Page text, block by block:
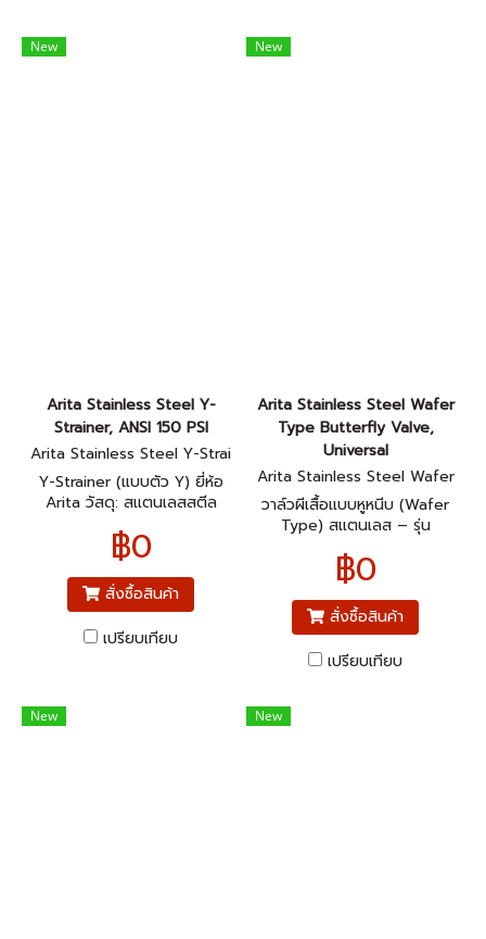
New
Arita Stainless Steel Y-
Strainer, ANSI 150 PSI
Arita Stainless Steel Y-Strai
ner, ANSI 150 PSI
Y-Strainer (แบบตัว Y) ยี่ห้อ
Arita วัสดุ: สแตนเลสสตีล
หน้าแปลน: ANSI 150
฿0
สั่งซื้อสินค้า
เปรียบเทียบ
New
Arita Stainless Steel Wafer
Type Butterfly Valve,
Universal
Arita Stainless Steel Wafer
Type Butterfly Valve, Univer
sal
วาล์วผีเสื้อแบบหูหนีบ (Wafer
Type) สแตนเลส – รุ่น
ผีเสื้อแบบ Wafer (หูหนีบ) วัสดุ:
สแตนเลสทั้งตัววาล์วและแผ่น
ดิสก์
฿0
สั่งซื้อสินค้า
เปรียบเทียบ
New New